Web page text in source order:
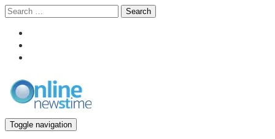
Search
Toggle navigation